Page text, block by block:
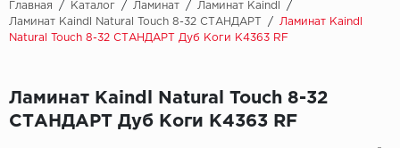
Alpine floor
Aquamax
Berry Alloc
Паркет
Паркетная доска
Подложка
Главная / Каталог / Ламинат / Ламинат Kaindl
/
Ламинат Kaindl Natural Touch 8-32 СТАНДАРТ
/
Ламинат Kaindl
Natural Touch 8-32 СТАНДАРТ Дуб Коги К4363 RF
Ламинат Kaindl Natural Touch 8-32
СТАНДАРТ Дуб Коги К4363 RF